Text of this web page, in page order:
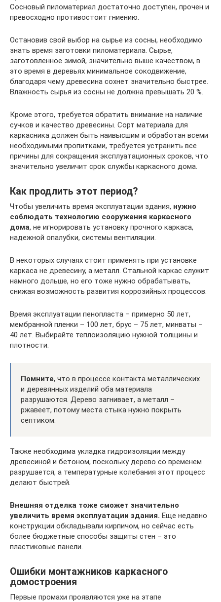
Сосновый пиломатериал достаточно доступен, прочен и
превосходно противостоит гниению.
Остановив свой выбор на сырье из сосны, необходимо
знать время заготовки пиломатериала. Сырье,
заготовленное зимой, значительно выше качеством, в
это время в деревьях минимальное сокодвижение,
благодаря чему древесина сохнет значительно быстрее.
Влажность сырья из сосны не должна превышать 20 %.
Кроме этого, требуется обратить внимание на наличие
сучков и качество древесины. Сорт материала для
каркасника должен быть наивысшим и обработан всеми
необходимыми пропитками, требуется устранить все
причины для сокращения эксплуатационных сроков, что
значительно увеличит срок службы каркасного дома.
Как продлить этот период?
Чтобы увеличить время эксплуатации здания, нужно
соблюдать технологию сооружения каркасного
дома, не игнорировать установку прочного каркаса,
надежной опалубки, системы вентиляции.
В некоторых случаях стоит применять при установке
каркаса не древесину, а металл. Стальной каркас служит
намного дольше, но его тоже нужно обрабатывать,
снижая возможность развития коррозийных процессов.
Время эксплуатации пенопласта – примерно 50 лет,
мембранной пленки – 100 лет, брус – 75 лет, минваты –
40 лет. Выбирайте теплоизоляцию нужной толщины и
плотности.
Помните, что в процессе контакта металлических
и деревянных изделий оба материала
разрушаются. Дерево загнивает, а металл –
ржавеет, потому места стыка нужно покрыть
септиком.
Также необходима укладка гидроизоляции между
древесиной и бетоном, поскольку дерево со временем
разрушается, а температурные колебания этот процесс
делают быстрей.
Внешняя отделка тоже сможет значительно
увеличить время эксплуатации здания. Еще недавно
конструкции обкладывали кирпичом, но сейчас есть
более бюджетные способы защиты стен – это
пластиковые панели.
Ошибки монтажников каркасного
домостроения
Первые промахи проявляются уже на этапе